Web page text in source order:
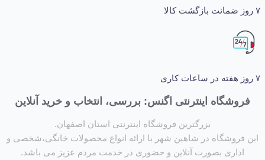
اینترنتی اگنس: بررسی، انتخاب و خرید آنلاین
بزرگترین فروشگاه اینترنتی استان اصفهان.
در شاهین شهر با ارائه انواع محصولات خانگی،شخصی و
بصورت آنلاین و حضوری در خدمت مردم عزیز می باشد.